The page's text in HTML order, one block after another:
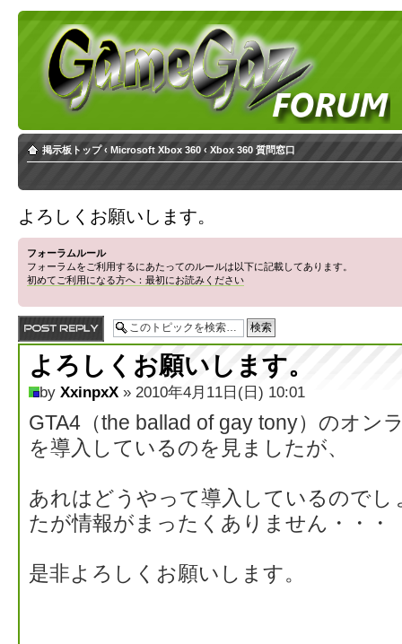
掲示板トップ ‹ Microsoft Xbox 360 ‹ Xbox 360 質問窓口
よろしくお願いします。
フォーラムルール
フォーラムをご利用するにあたってのルールは以下に記載してあります。
初めてご利用になる方へ：最初にお読みください
よろしくお願いします。
by XxinpxX » 2010年4月11日(日) 10:01
GTA4（the ballad of gay tony）のオン
を導入しているのを見ましたが、
あれはどうやって導入しているので
たが情報がまったくありません・・・
是非よろしくお願いします。